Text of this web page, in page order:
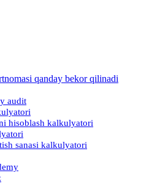
qanday bekor qilinadi
audit
hisoblash kalkulyatori
sanasi kalkulyatori